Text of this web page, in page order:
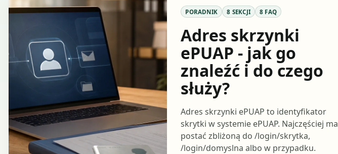
PORADNIK 8 SEKCJI 8 FAQ
Adres skrzynki
ePUAP - jak go
znaleźć i do czego
służy?
Adres skrzynki ePUAP to identyfikator
skrytki w systemie ePUAP. Najczęściej ma
postać zbliżoną do /login/skrytka,
/login/domyslna albo w przypadku.